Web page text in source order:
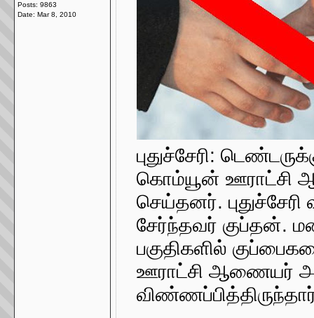
Posts: 9863
Date: Mar 8, 2010
புதுச்சேரி:
கொம்யூன் ஊராட்சி
செய்தனர்.
சேர்ந்தவர் குப்தன்.
பகுதிகளில்
ஊராட்சி ஆணையர்